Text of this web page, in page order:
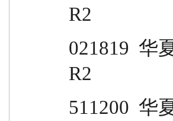
R2
021819  华
R2
511200  华